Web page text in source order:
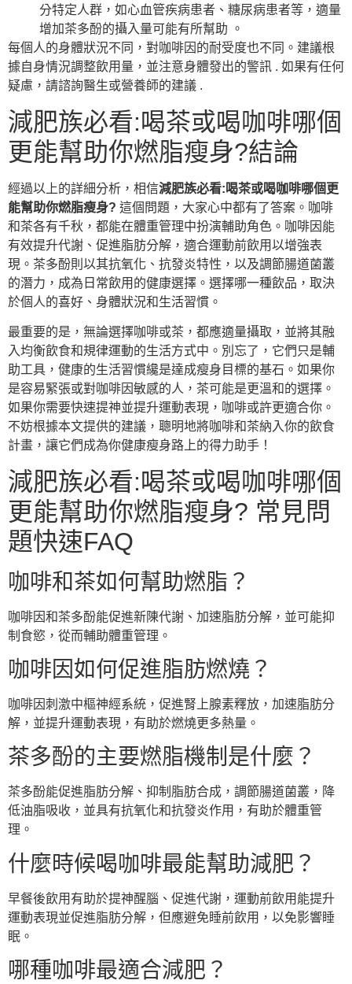
分特定人群，如心血管疾病患者、糖尿病患者等，適量
增加茶多酚的攝入量可能有所幫助 。
每個人的身體狀況不同，對咖啡因的耐受度也不同。建議根
據自身情況調整飲用量，並注意身體發出的警訊 . 如果有任何
疑慮，請諮詢醫生或營養師的建議 .
減肥族必看:喝茶或喝咖啡哪個
更能幫助你燃脂瘦身?結論
經過以上的詳細分析，相信減肥族必看:喝茶或喝咖啡哪個更
能幫助你燃脂瘦身? 這個問題，大家心中都有了答案。咖啡
和茶各有千秋，都能在體重管理中扮演輔助角色。咖啡因能
有效提升代謝、促進脂肪分解，適合運動前飲用以增強表
現。茶多酚則以其抗氧化、抗發炎特性，以及調節腸道菌叢
的潛力，成為日常飲用的健康選擇。選擇哪一種飲品，取決
於個人的喜好、身體狀況和生活習慣。
最重要的是，無論選擇咖啡或茶，都應適量攝取，並將其融
入均衡飲食和規律運動的生活方式中。別忘了，它們只是輔
助工具，健康的生活習慣纔是達成瘦身目標的基石。如果你
是容易緊張或對咖啡因敏感的人，茶可能是更溫和的選擇。
如果你需要快速提神並提升運動表現，咖啡或許更適合你。
不妨根據本文提供的建議，聰明地將咖啡和茶納入你的飲食
計畫，讓它們成為你健康瘦身路上的得力助手！
減肥族必看:喝茶或喝咖啡哪個
更能幫助你燃脂瘦身? 常見問
題快速FAQ
咖啡和茶如何幫助燃脂？
咖啡因和茶多酚能促進新陳代謝、加速脂肪分解，並可能抑
制食慾，從而輔助體重管理。
咖啡因如何促進脂肪燃燒？
咖啡因刺激中樞神經系統，促進腎上腺素釋放，加速脂肪分
解，並提升運動表現，有助於燃燒更多熱量。
茶多酚的主要燃脂機制是什麼？
茶多酚能促進脂肪分解、抑制脂肪合成，調節腸道菌叢，降
低油脂吸收，並具有抗氧化和抗發炎作用，有助於體重管
理。
什麼時候喝咖啡最能幫助減肥？
早餐後飲用有助於提神醒腦、促進代謝，運動前飲用能提升
運動表現並促進脂肪分解，但應避免睡前飲用，以免影響睡
眠。
哪種咖啡最適合減肥？